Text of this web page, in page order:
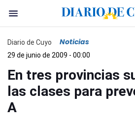
Diario de Cuyo Noticias
29 de junio de 2009 - 00:00
En tres provincias
las clases para
A